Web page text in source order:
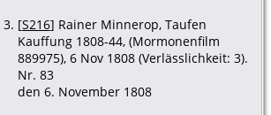
[S216] Rainer Minnerop, Taufen
Kauffung 1808-44, (Mormonenfilm
889975), 6 Nov 1808 (Verlässlichkeit: 3).
Nr. 83
den 6. November 1808